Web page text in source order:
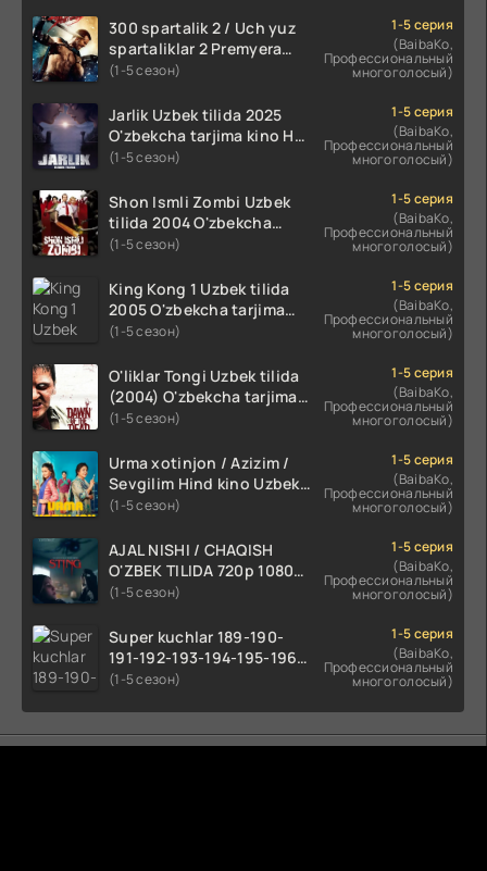
300 spartalik 2 / Uch yuz
spartaliklar 2 Premyera
Uzbek tilida 2013
skachat
(1-5 сезон)
1-5 серия
(BaibaKo,
Профессиональный
многоголосый)
Jarlik Uzbek tilida 2025
O'zbekcha tarjima kino HD
skachat
(1-5 сезон)
1-5 серия
(BaibaKo,
Профессиональный
многоголосый)
Shon Ismli Zombi Uzbek
tilida 2004 O'zbekcha
tarjima kino HD skachat
(1-5 сезон)
1-5 серия
(BaibaKo,
Профессиональный
многоголосый)
King Kong 1 Uzbek tilida
2005 O'zbekcha tarjima
kino HD skachat
(1-5 сезон)
1-5 серия
(BaibaKo,
Профессиональный
многоголосый)
O'liklar Tongi Uzbek tilida
(2004) O'zbekcha tarjima
kino HD skachat
(1-5 сезон)
1-5 серия
(BaibaKo,
Профессиональный
многоголосый)
Urma xotinjon / Azizim /
Sevgilim Hind kino Uzbek
tilida 2022 O'zbekcha
(1-5 сезон)
1-5 серия
(BaibaKo,
Профессиональный
многоголосый)
AJAL NISHI / CHAQISH
O'ZBEK TILIDA 720p 1080p
Full HD (2024) Tarjima
(1-5 сезон)
1-5 серия
(BaibaKo,
Профессиональный
многоголосый)
Super kuchlar 189-190-
191-192-193-194-195-196-
197-198-199-200 Qism
tarjima seryal
(1-5 сезон)
1-5 серия
(BaibaKo,
Профессиональный
многоголосый)